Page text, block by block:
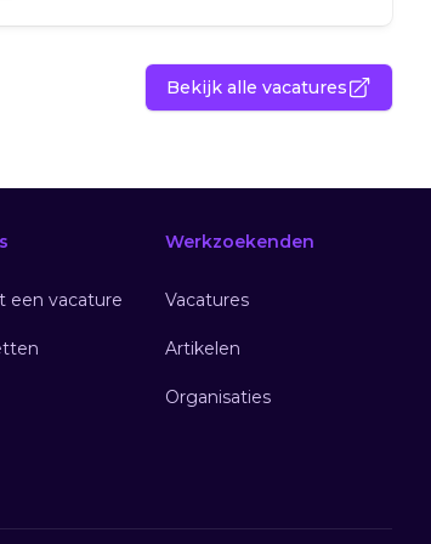
Bekijk alle vacatures
een vacature
Werkzoekenden
Vacatures
Artikelen
Organisaties